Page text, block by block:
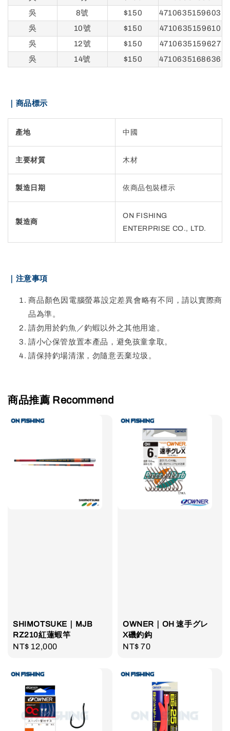
吳
8號 $150
4710635159603
吳
10號 $150
4710635159610
吳
12號 $150
4710635159627
吳
14號 $150 4710635168636
｜商品標示
產地 中國
主要材質 木材
製造日期 依商品包裝標示
製造商
ON FISHING
ENTERPRISE CO., LTD.
｜注意事項
商品顏色因電腦螢幕設定差異會略有不同，請以實際商
品為準。
請勿用於釣魚／釣蝦以外之其他用途。
請小心保管放置本產品，避免孩童拿取。
請保持釣場清潔，勿隨意丟棄垃圾。
商品推薦 Recommend
SHIMOTSUKE｜MJB
RZ210紅蓮蝦竿
Regular
NT$ 12,000
OWNER｜OH 速手グレ
X磯釣鈎
Regular
NT$ 70